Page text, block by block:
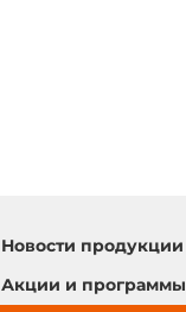
Новости продукции
Акции и программы